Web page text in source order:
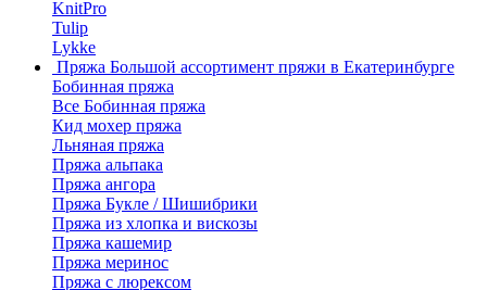
KnitPro
Tulip
Lykke
Пряжа Большой ассортимент пряжи в Екатеринбурге
Бобинная пряжа
Все Бобинная пряжа
Кид мохер пряжа
Льняная пряжа
Пряжа альпака
Пряжа ангора
Пряжа Букле / Шишибрики
Пряжа из хлопка и вискозы
Пряжа кашемир
Пряжа меринос
Пряжа с люрексом